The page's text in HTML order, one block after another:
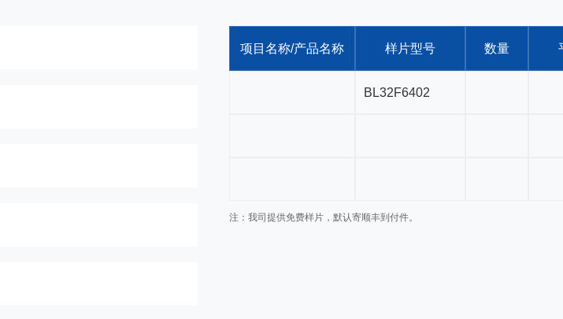
项目名称/产品名称 样片型号 数量
注：我司提供免费样片，默认寄顺丰到付件。